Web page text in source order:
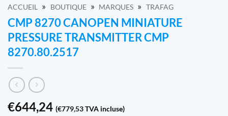
ACCUEIL » BOUTIQUE » MARQUES » TRAFAG
CMP 8270 CANOPEN MINIATURE
PRESSURE TRANSMITTER CMP
8270.80.2517
€644,24 (€779,53TVA incluse)